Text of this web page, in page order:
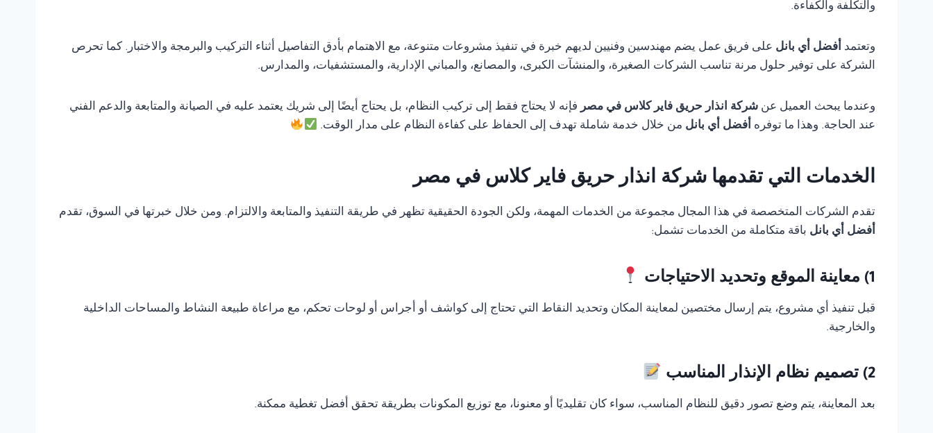
والتكلفة والكفاءة.
وتعتمد أفضل أي بانل على فريق عمل يضم مهندسين وفنيين لديهم خبرة في تنفيذ مشروعات متنوعة، مع الاهتمام بأدق التفاصيل أثناء التركيب والبرمجة والاختبار. كما تحرص
الشركة على توفير حلول مرنة تناسب الشركات الصغيرة، والمنشآت الكبرى، والمصانع، والمباني الإدارية، والمستشفيات، والمدارس.
وعندما يبحث العميل عن شركة انذار حريق فاير كلاس في مصر فإنه لا يحتاج فقط إلى تركيب النظام، بل يحتاج أيضًا إلى شريك يعتمد عليه في الصيانة والمتابعة والدعم الفني
عند الحاجة. وهذا ما توفره أفضل أي بانل من خلال خدمة شاملة تهدف إلى الحفاظ على كفاءة النظام على مدار الوقت.
الخدمات التي تقدمها شركة انذار حريق فاير كلاس في مصر
تقدم الشركات المتخصصة في هذا المجال مجموعة من الخدمات المهمة، ولكن الجودة الحقيقية تظهر في طريقة التنفيذ والمتابعة والالتزام. ومن خلال خبرتها في السوق، تقدم
أفضل أي بانل باقة متكاملة من الخدمات تشمل:
1) معاينة الموقع وتحديد الاحتياجات
قبل تنفيذ أي مشروع، يتم إرسال مختصين لمعاينة المكان وتحديد النقاط التي تحتاج إلى كواشف أو أجراس أو لوحات تحكم، مع مراعاة طبيعة النشاط والمساحات الداخلية
والخارجية.
2) تصميم نظام الإنذار المناسب
بعد المعاينة، يتم وضع تصور دقيق للنظام المناسب، سواء كان تقليديًا أو معنونا، مع توزيع المكونات بطريقة تحقق أفضل تغطية ممكنة.